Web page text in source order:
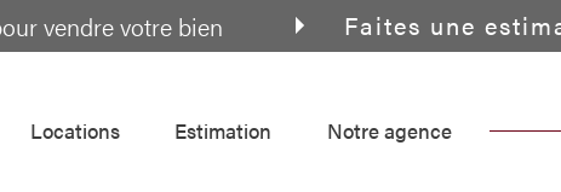
vendre votre bien Faites une
locations estimation notre agence